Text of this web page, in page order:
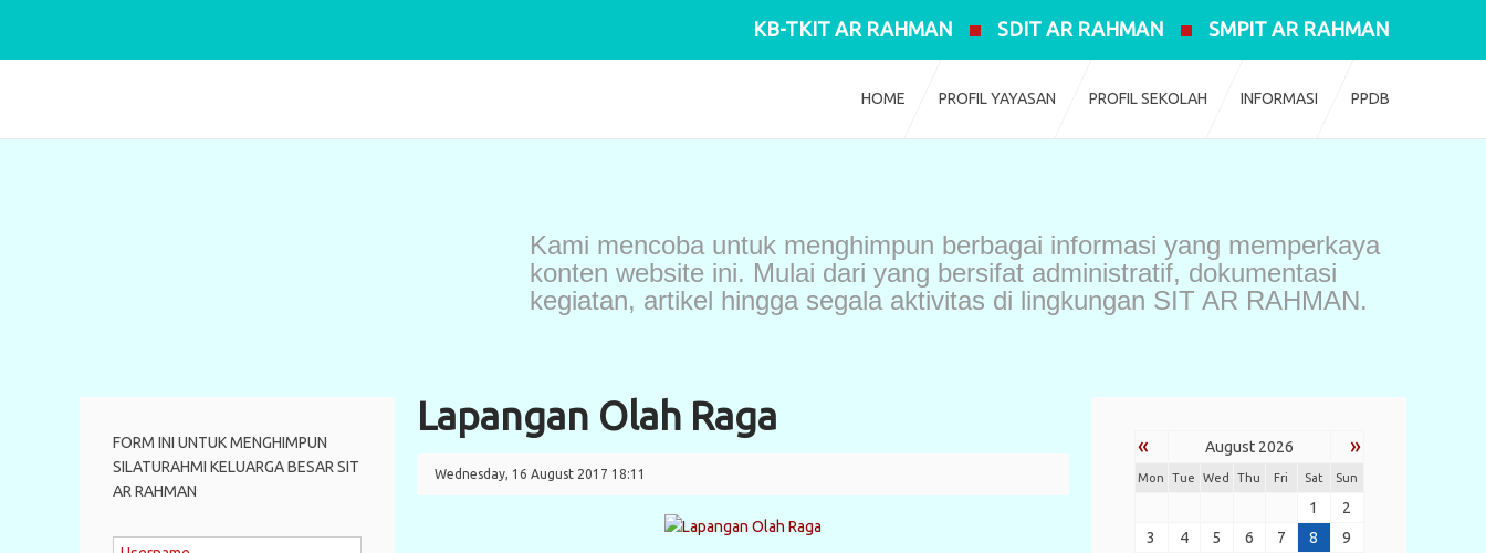
KB-TKIT AR RAHMAN SDIT AR RAHMAN SMPIT AR RAHMAN
HOME PROFIL YAYASAN PROFIL SEKOLAH INFORMASI PPDB
Kami mencoba untuk menghimpun berbagai informasi yang memperkaya
konten website ini. Mulai dari yang bersifat administratif, dokumentasi
kegiatan, artikel hingga segala aktivitas di lingkungan SIT AR RAHMAN.
Lapangan Olah Raga
Wednesday, 16 August 2017 18:11
FORM INI UNTUK MENGHIMPUN
SILATURAHMI KELUARGA BESAR SIT
AR RAHMAN
« August 2026 »
Mon Tue Wed Thu Fri Sat Sun
1
2
3
4 5 6 7 8
9